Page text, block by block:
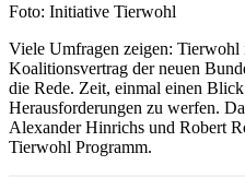
Foto: Initiative Tierwohl
Viele Umfragen zeigen:
Koalitionsvertrag der neuen
die Rede. Zeit, einmal einen
Herausforderungen zu werfen.
Alexander Hinrichs und Robert
Tierwohl Programm.